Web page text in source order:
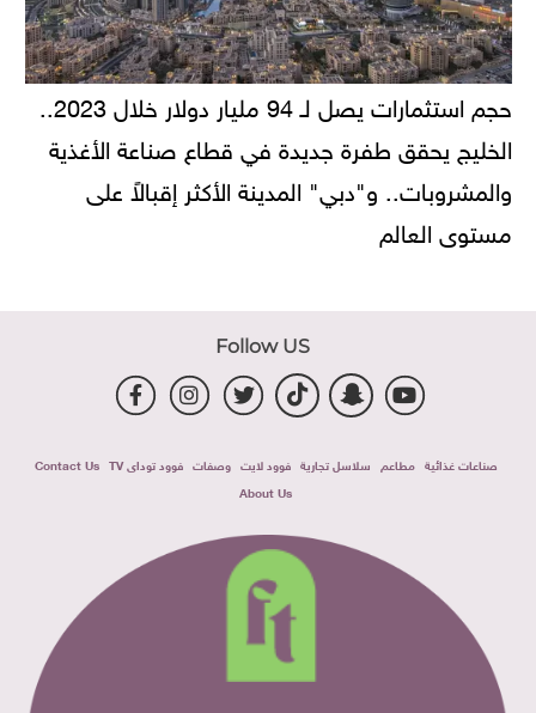
حجم استثمارات يصل لـ 94 مليار دولار خلال 2023..
الخليج يحقق طفرة جديدة في قطاع صناعة الأغذية
والمشروبات.. و"دبي" المدينة الأكثر إقبالاً على
مستوى العالم
Follow US
صناعات غذائية مطاعم سلاسل تجارية فوود لايت وصفات فوود توداى TV
Contact Us
About Us